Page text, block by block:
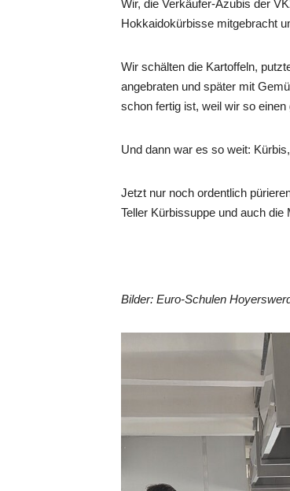
Wir, die Verkäufer-Azubis der
Hokkaidokürbisse mitgebracht
Wir schälten die Kartoffeln,
angebraten und später mit
schon fertig ist, weil wir so
Und dann war es so weit:
Jetzt nur noch ordentlich
Teller Kürbissuppe und auch
Bilder: Euro-Schulen